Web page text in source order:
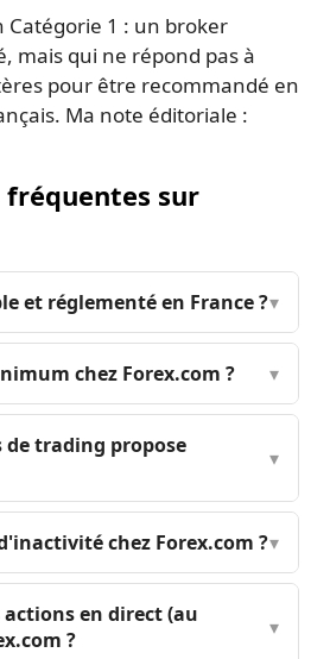
Catégorie 1 : un broker
mais qui ne répond pas à
pour être recommandé en
Ma note éditoriale :
fréquentes sur
et réglementé en France ?▾
chez Forex.com ? ▾
trading propose
▾
chez Forex.com ?▾
en direct (au
?
▾